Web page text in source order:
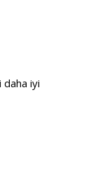
daha iyi